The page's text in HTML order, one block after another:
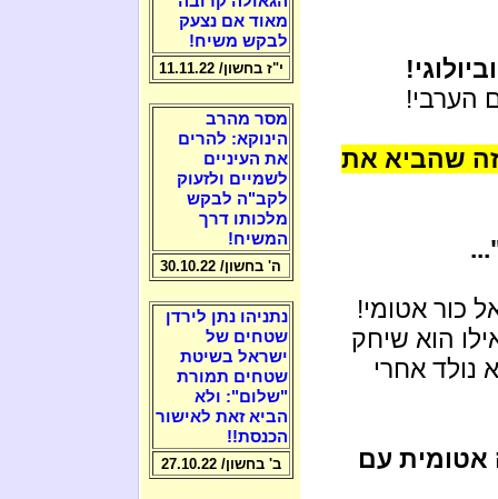
הערבי!
שהביא את
כור אטומי!
הוא שיחק
נולד אחרי
אטומית עם
מאוד אם נצעק
לבקש משיח!
י"ז בחשון/ 11.11.22
מסר מהרב
הינוקא: להרים
את העיניים
לשמיים ולזעוק
לקב"ה לבקש
מלכותו דרך
המשיח!
ה' בחשון/ 30.10.22
נתניהו נתן לירדן
שטחים של
ישראל בשיטת
שטחים תמורת
"שלום": ולא
הביא זאת לאישור
הכנסת!!
ב' בחשון/ 27.10.22